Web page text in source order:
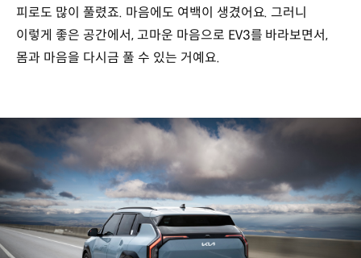
피로도 많이 풀렸죠. 마음에도 여백이 생겼어요. 그러니
이렇게 좋은 공간에서, 고마운 마음으로 EV3를 바라보면서,
몸과 마음을 다시금 풀 수 있는 거예요.